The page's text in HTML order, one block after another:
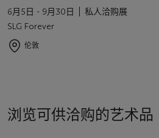
6月5日 - 9月30日
私人洽购展
SLG Forever
伦敦
浏览可供洽购的艺术品